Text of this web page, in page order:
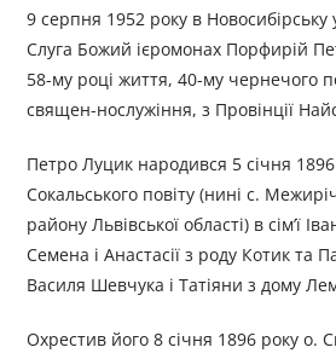
9 серпня 1952 року в Новосибірську
Слуга Божий ієромонах Порфирій
58-му році життя, 40-му чернечого
священ-нослужіння, з Провінції
Петро Луцик народився 5 січня
Сокальського повіту (нині с.
району Львівської області) в сім’ї
Семена і Анастасії з роду Котик та
Василя Шевчука і Татіяни з дому
Охрестив його 8 січня 1896 року о.